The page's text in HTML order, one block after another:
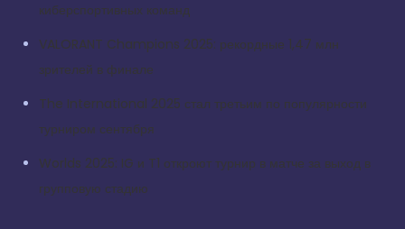
киберспортивных команд
VALORANT Champions 2025: рекордные 1,47 млн
зрителей в финале
The International 2025 стал третьим по популярности
турниром сентября
Worlds 2025: IG и T1 откроют турнир в матче за выход в
групповую стадию